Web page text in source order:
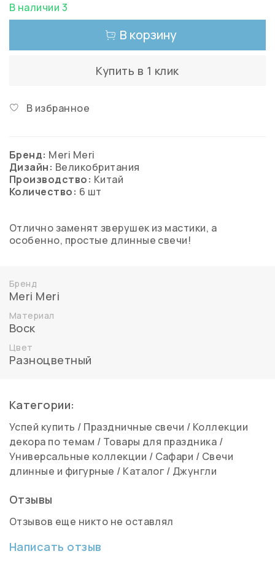
В наличии 3
В корзину
Купить в 1 клик
В избранное
Бренд: Meri Meri
Дизайн: Великобритания
Производство: Китай
Количество: 6 шт
Отлично заменят зверушек из мастики, а
особенно, простые длинные свечи!
Бренд
Meri Meri
Материал
Воск
Цвет
Разноцветный
Категории:
Успей купить / Праздничные свечи / Коллекции
декора по темам / Товары для праздника /
Универсальные коллекции / Сафари / Свечи
длинные и фигурные / Каталог / Джунгли
Отзывы
Отзывов еще никто не оставлял
Написать отзыв